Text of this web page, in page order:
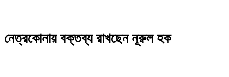
নেত্রকোনায় বক্তব্য রাখছেন নূরুল হক